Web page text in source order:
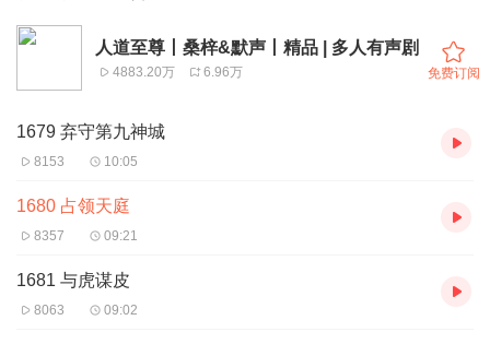
人道至尊丨桑梓&默声丨精品 | 多人有声剧
4883.20万 6.96万 免费订阅
1679 弃守第九神城
8153 10:05
1680 占领天庭
8357 09:21
1681 与虎谋皮
8063 09:02